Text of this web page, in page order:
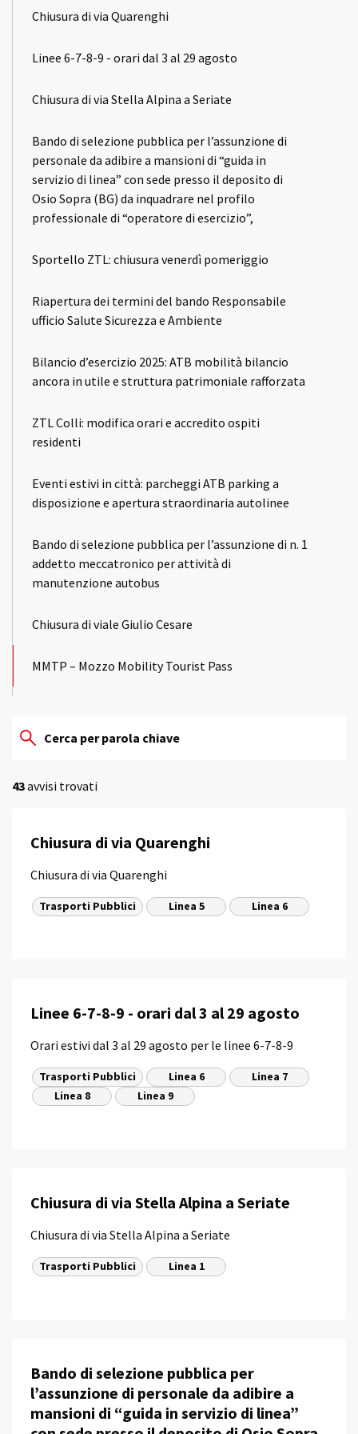
Chiusura di via Quarenghi
Linee 6-7-8-9 - orari dal 3 al 29 agosto
Chiusura di via Stella Alpina a Seriate
Bando di selezione pubblica per l’assunzione di
personale da adibire a mansioni di “guida in
servizio di linea” con sede presso il deposito di
Osio Sopra (BG) da inquadrare nel profilo
professionale di “operatore di esercizio”,
Sportello ZTL: chiusura venerdì pomeriggio
Riapertura dei termini del bando Responsabile
ufficio Salute Sicurezza e Ambiente
Bilancio d’esercizio 2025: ATB mobilità bilancio
ancora in utile e struttura patrimoniale rafforzata
ZTL Colli: modifica orari e accredito ospiti
residenti
Eventi estivi in città: parcheggi ATB parking a
disposizione e apertura straordinaria autolinee
Bando di selezione pubblica per l’assunzione di n. 1
addetto meccatronico per attività di
manutenzione autobus
Chiusura di viale Giulio Cesare
MMTP – Mozzo Mobility Tourist Pass
43avvisi trovati
Chiusura di via Quarenghi
Chiusura di via Quarenghi
Trasporti Pubblici Linea 5 Linea 6
Linee 6-7-8-9 - orari dal 3 al 29 agosto
Orari estivi dal 3 al 29 agosto per le linee 6-7-8-9
Trasporti Pubblici Linea 6
Linea 7
Linea 8
Linea 9
Chiusura di via Stella Alpina a Seriate
Chiusura di via Stella Alpina a Seriate
Trasporti Pubblici Linea 1
Bando di selezione pubblica per
l’assunzione di personale da adibire a
mansioni di “guida in servizio di linea”